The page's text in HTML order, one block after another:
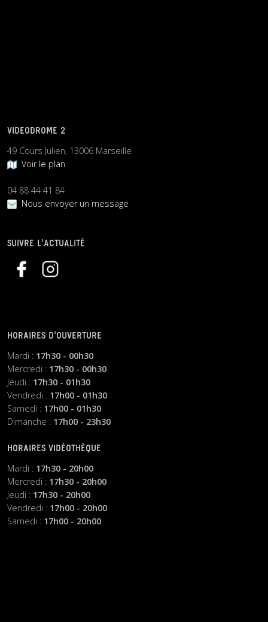
VIDEODROME 2
49 Cours Julien, 13006 Marseille
Voir le plan
04 88 44 41 84
Nous envoyer un message
SUIVRE L’ACTUALITÉ
HORAIRES D’OUVERTURE
Mardi : 17h30 - 00h30
Mercredi : 17h30 - 00h30
Jeudi : 17h30 - 01h30
Vendredi : 17h00 - 01h30
Samedi : 17h00 - 01h30
Dimanche : 17h00 - 23h30
HORAIRES VIDÉOTHÈQUE
Mardi : 17h30 - 20h00
Mercredi : 17h30 - 20h00
Jeudi : 17h30 - 20h00
Vendredi : 17h00 - 20h00
Samedi : 17h00 - 20h00